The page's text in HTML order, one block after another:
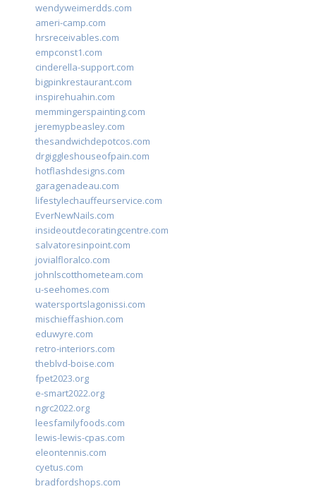
wendyweimerdds.com
ameri-camp.com
hrsreceivables.com
empconst1.com
cinderella-support.com
bigpinkrestaurant.com
inspirehuahin.com
memmingerspainting.com
jeremypbeasley.com
thesandwichdepotcos.com
drgiggleshouseofpain.com
hotflashdesigns.com
garagenadeau.com
lifestylechauffeurservice.com
EverNewNails.com
insideoutdecoratingcentre.com
salvatoresinpoint.com
jovialfloralco.com
johnlscotthometeam.com
u-seehomes.com
watersportslagonissi.com
mischieffashion.com
eduwyre.com
retro-interiors.com
theblvd-boise.com
fpet2023.org
e-smart2022.org
ngrc2022.org
leesfamilyfoods.com
lewis-lewis-cpas.com
eleontennis.com
cyetus.com
bradfordshops.com